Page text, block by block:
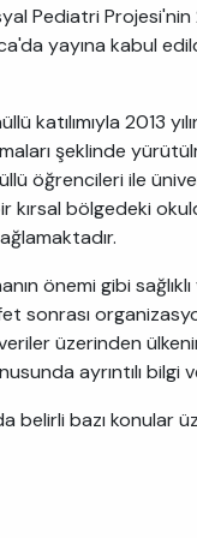
Pediatri Projesi'nin
yayına kabul
2013
şeklinde
öğrencileri ile
kırsal bölgedeki
önemi gibi
sonrası
üzerinden
ayrıntılı bilgi
belirli bazı konular